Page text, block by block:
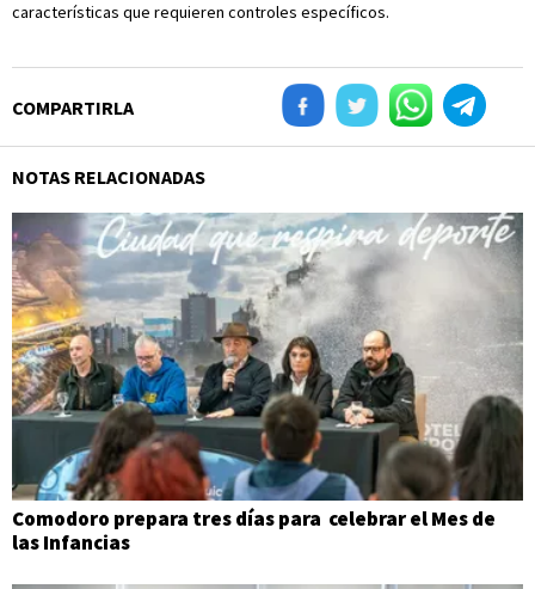
características que requieren controles específicos.
COMPARTIRLA
NOTAS RELACIONADAS
Comodoro prepara tres días para celebrar el Mes de
las Infancias